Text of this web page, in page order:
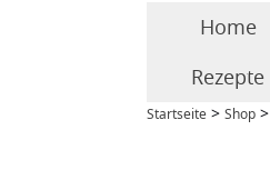
Home
Rezepte
Startseite > Shop >